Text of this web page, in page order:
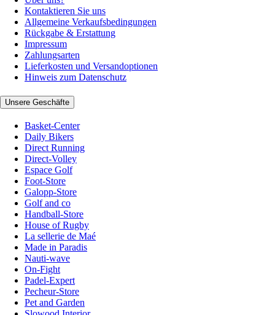
Kontaktieren Sie uns
Allgemeine Verkaufsbedingungen
Rückgabe & Erstattung
Impressum
Zahlungsarten
Lieferkosten und Versandoptionen
Hinweis zum Datenschutz
Unsere Geschäfte
Basket-Center
Daily Bikers
Direct Running
Direct-Volley
Espace Golf
Foot-Store
Galopp-Store
Golf and co
Handball-Store
House of Rugby
La sellerie de Maé
Made in Paradis
Nauti-wave
On-Fight
Padel-Expert
Pecheur-Store
Pet and Garden